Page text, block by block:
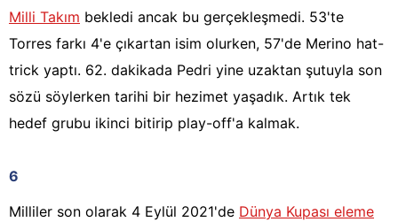
Milli Takım bekledi ancak bu gerçekleşmedi. 53'te
Torres farkı 4'e çıkartan isim olurken, 57'de Merino hat-
trick yaptı. 62. dakikada Pedri yine uzaktan şutuyla son
sözü söylerken tarihi bir hezimet yaşadık. Artık tek
hedef grubu ikinci bitirip play-off'a kalmak.
6
Milliler son olarak 4 Eylül 2021'de Dünya Kupası eleme